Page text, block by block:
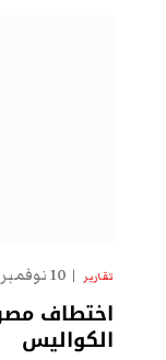
تقارير 10 نوفمبر، 2025
اختطاف
الكواليس